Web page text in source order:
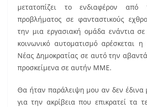
μετατοπίζει το ενδιαφέρον
προβλήματος σε φανταστικούς
την μια εργασιακή ομάδα ενάντια
κοινωνικό αυτοματισμό αρέσκεται
Νέας Δημοκρατίας σε αυτό την
προσκείμενα σε αυτήν ΜΜΕ.
Θα ήταν παράλειψη μου αν δεν έδινα
για την ακρίβεια που επικρατεί τα